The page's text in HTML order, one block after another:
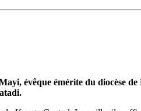
évêque émérite du diocèse de